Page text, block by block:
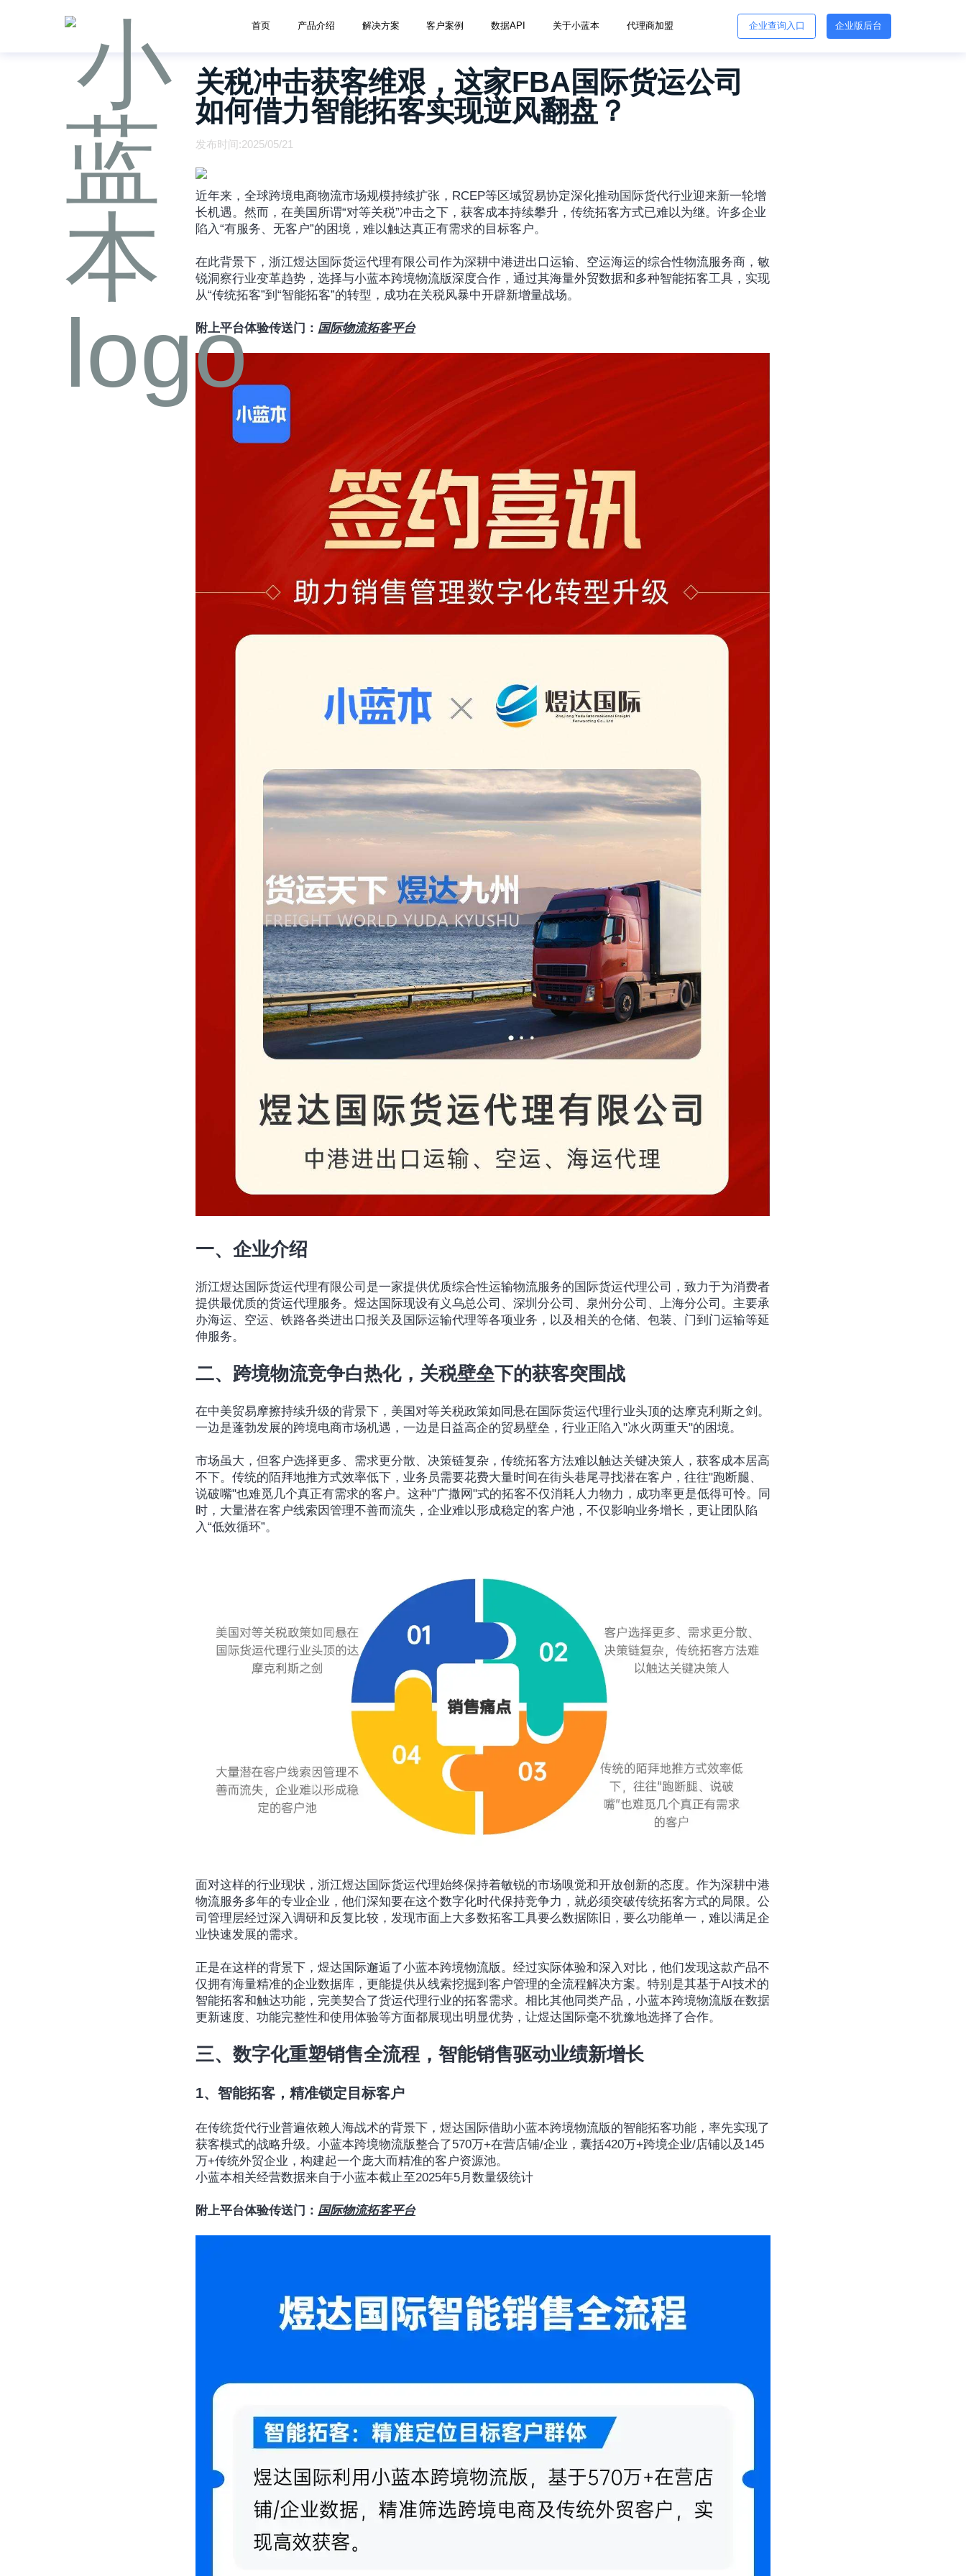
首页 产品介绍 解决方案 客户案例 数据API 关于小蓝本 代理商加盟 企业查询入口 企业版后台
关税冲击获客维艰，这家FBA国际货运公司
如何借力智能拓客实现逆风翻盘？
发布时间:2025/05/21
近年来，全球跨境电商物流市场规模持续扩张，RCEP等区域贸易协定深化推动国际货代行业迎来新一轮增
长机遇。然而，在美国所谓“对等关税”冲击之下，获客成本持续攀升，传统拓客方式已难以为继。许多企业
陷入“有服务、无客户”的困境，难以触达真正有需求的目标客户。
在此背景下，浙江煜达国际货运代理有限公司作为深耕中港进出口运输、空运海运的综合性物流服务商，敏
锐洞察行业变革趋势，选择与小蓝本跨境物流版深度合作，通过其海量外贸数据和多种智能拓客工具，实现
从“传统拓客”到“智能拓客”的转型，成功在关税风暴中开辟新增量战场。
附上平台体验传送门： 国际物流拓客平台
一、企业介绍
浙江煜达国际货运代理有限公司是一家提供优质综合性运输物流服务的国际货运代理公司，致力于为消费者
提供最优质的货运代理服务。煜达国际现设有义乌总公司、深圳分公司、泉州分公司、上海分公司。主要承
办海运、空运、铁路各类进出口报关及国际运输代理等各项业务，以及相关的仓储、包装、门到门运输等延
伸服务。
二、跨境物流竞争白热化，关税壁垒下的获客突围战
在中美贸易摩擦持续升级的背景下，美国对等关税政策如同悬在国际货运代理行业头顶的达摩克利斯之剑。
一边是蓬勃发展的跨境电商市场机遇，一边是日益高企的贸易壁垒，行业正陷入"冰火两重天"的困境。
市场虽大，但客户选择更多、需求更分散、决策链复杂，传统拓客方法难以触达关键决策人，获客成本居高
不下。传统的陌拜地推方式效率低下，业务员需要花费大量时间在街头巷尾寻找潜在客户，往往"跑断腿、
说破嘴"也难觅几个真正有需求的客户。这种"广撒网"式的拓客不仅消耗人力物力，成功率更是低得可怜。同
时，大量潜在客户线索因管理不善而流失，企业难以形成稳定的客户池，不仅影响业务增长，更让团队陷
入“低效循环”。
面对这样的行业现状，浙江煜达国际货运代理始终保持着敏锐的市场嗅觉和开放创新的态度。作为深耕中港
物流服务多年的专业企业，他们深知要在这个数字化时代保持竞争力，就必须突破传统拓客方式的局限。公
司管理层经过深入调研和反复比较，发现市面上大多数拓客工具要么数据陈旧，要么功能单一，难以满足企
业快速发展的需求。
正是在这样的背景下，煜达国际邂逅了小蓝本跨境物流版。经过实际体验和深入对比，他们发现这款产品不
仅拥有海量精准的企业数据库，更能提供从线索挖掘到客户管理的全流程解决方案。特别是其基于AI技术的
智能拓客和触达功能，完美契合了货运代理行业的拓客需求。相比其他同类产品，小蓝本跨境物流版在数据
更新速度、功能完整性和使用体验等方面都展现出明显优势，让煜达国际毫不犹豫地选择了合作。
三、数字化重塑销售全流程，智能销售驱动业绩新增长
1、智能拓客，精准锁定目标客户
在传统货代行业普遍依赖人海战术的背景下，煜达国际借助小蓝本跨境物流版的智能拓客功能，率先实现了
获客模式的战略升级。小蓝本跨境物流版整合了570万+在营店铺/企业，囊括420万+跨境企业/店铺以及145
万+传统外贸企业，构建起一个庞大而精准的客户资源池。
小蓝本相关经营数据来自于小蓝本截止至2025年5月数量级统计
附上平台体验传送门： 国际物流拓客平台